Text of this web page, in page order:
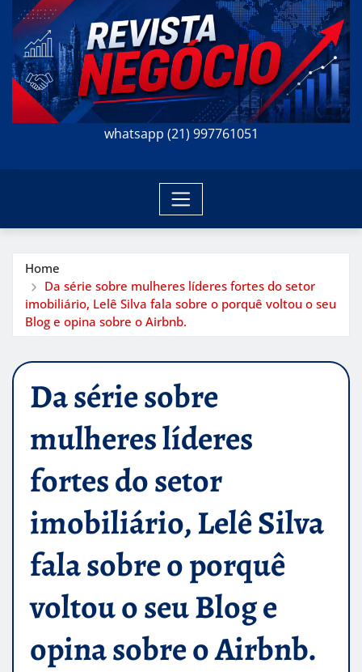
whatsapp (21) 997761051
Home
Da série sobre mulheres líderes fortes do setor
imobiliário, Lelê Silva fala sobre o porquê voltou o seu
Blog e opina sobre o Airbnb.
Da série sobre
mulheres líderes
fortes do setor
imobiliário, Lelê Silva
fala sobre o porquê
voltou o seu Blog e
opina sobre o Airbnb.